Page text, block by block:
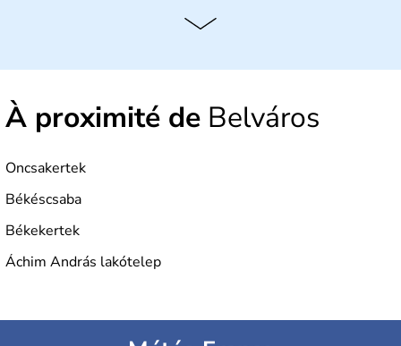
Histoire et administration
depuis 2004, la Hongrie est aussi appelée « pays magyar
pays dont la langue est bien-sûr le hongrois et la
monnaie le forint. Sa capitale s'appelle Budapest.
développée en Hongrie.
À proximité de Belváros
Oncsakertek
Békéscsaba
Békekertek
Áchim András lakótelep